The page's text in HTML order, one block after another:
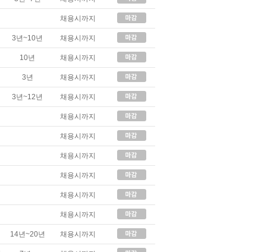
채용시까지
3년~10년 채용시까지
10년 채용시까지
3년 채용시까지
3년~12년 채용시까지
채용시까지
채용시까지
채용시까지
채용시까지
채용시까지
채용시까지
14년~20년 채용시까지